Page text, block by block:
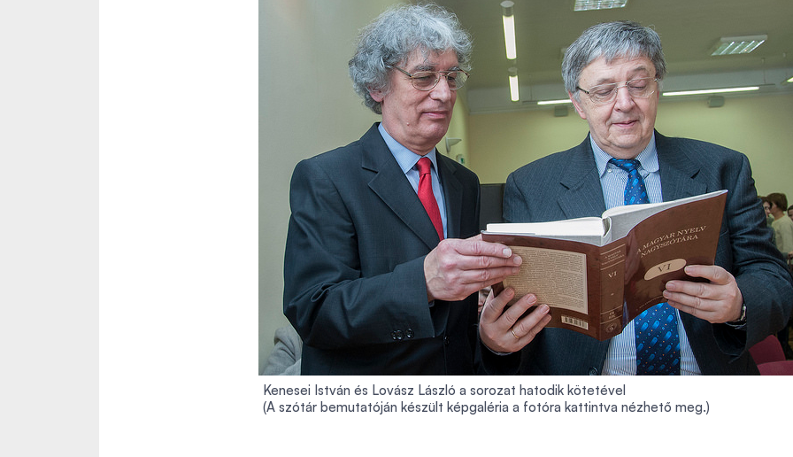
Kenesei István és Lovász László a sorozat hatodik kötetével
(A szótár bemutatóján készült képgaléria a fotóra kattintva nézhető meg.)